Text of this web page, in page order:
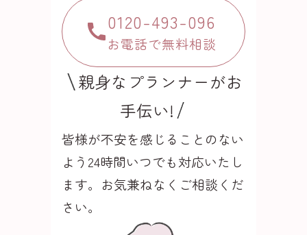
親身なプランナーがお
手伝い!
皆様が不安を感じることのない
よう24時間いつでも対応いたし
ます。お気兼ねなくご相談くだ
さい。
0120-493-096
お電話で無料相談